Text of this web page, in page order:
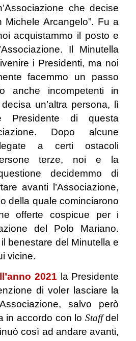
che decise
Michele Arcangelo”. Fu a
acquistammo il posto e
Il Minutella
i Presidenti, ma noi
facemmo un passo
anche incompetenti in
un’altra persona, lì
Presidente di questa
Dopo alcune
legate a certi ostacoli
terze, noi e la
decidemmo di
avanti l’Associazione,
della quale cominciarono
offerte cospicue per i
del Polo Mariano.
benestare del Minutella e
vicine.
2021 la Presidente
di voler lasciare la
salvo però
in accordo con lo Staff del
così ad andare avanti,